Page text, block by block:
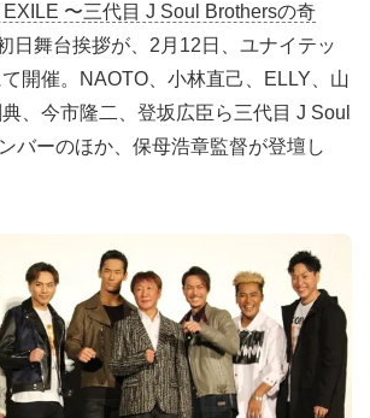
EXILE 〜三代目 J Soul Brothersの奇
日舞台挨拶が、2月12日、ユナイテッ
開催。NAOTO、小林直己、ELLY、山
、今市隆二、登坂広臣ら三代目 J Soul
バーのほか、保母浩章監督が登壇し